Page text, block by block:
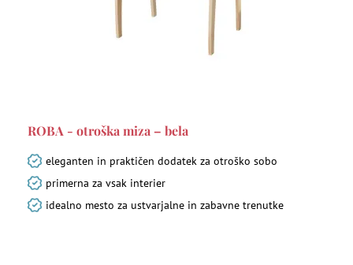
ROBA - otroška miza – bela
eleganten in praktičen dodatek za otroško sobo
primerna za vsak interier
idealno mesto za ustvarjalne in zabavne trenutke